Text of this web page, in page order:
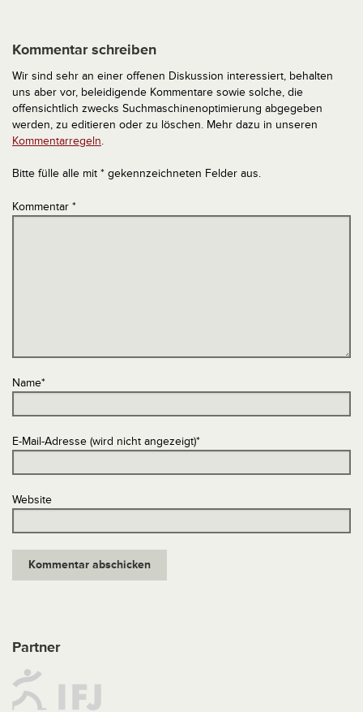
Kommentar schreiben
Wir sind sehr an einer offenen Diskussion interessiert, behalten
uns aber vor, beleidigende Kommentare sowie solche, die
offensichtlich zwecks Suchmaschinenoptimierung abgegeben
werden, zu editieren oder zu löschen. Mehr dazu in unseren
Kommentarregeln.
Bitte fülle alle mit * gekennzeichneten Felder aus.
Kommentar *
Name*
E-Mail-Adresse (wird nicht angezeigt)*
Website
Partner